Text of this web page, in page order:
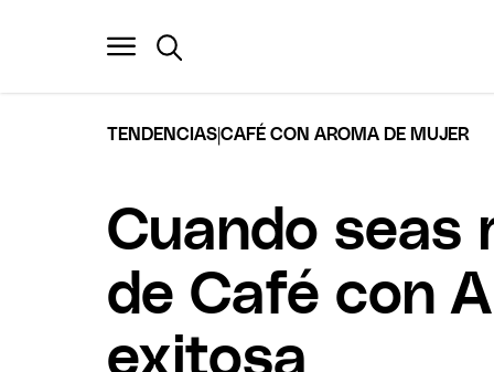
TENDENCIAS|CAFÉ CON AROMA DE MUJER
Cuando seas
de Café con
exitosa